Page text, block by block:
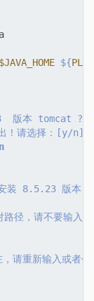
$JAVA_HOME ${PL
版本 tomcat ?
！请选择：[y/n]"
安装 8.5.23 版本
径，请不要输入
请重新输入或者